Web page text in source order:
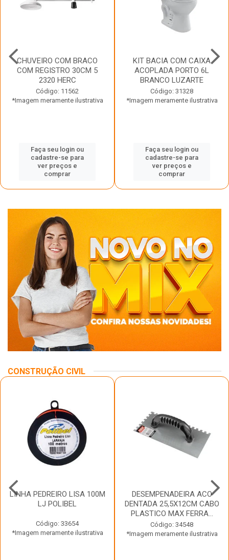
CHUVEIRO COM BRACO
COM REGISTRO 30CM 5
2320 HERC
Código: 11562
*Imagem meramente ilustrativa
Faça seu login ou
cadastre-se para
ver preços e
comprar
KIT BACIA COM CAIXA
ACOPLADA PORTO 6L
BRANCO LUZARTE
Código: 31328
*Imagem meramente ilustrativa
Faça seu login ou
cadastre-se para
ver preços e
comprar
CONSTRUÇÃO CIVIL
LINHA PEDREIRO LISA 100M
LJ POLIBEL
Código: 33654
*Imagem meramente ilustrativa
DESEMPENADEIRA ACO
DENTADA 25,5X12CM CABO
PLASTICO MAX FERRA...
Código: 34548
*Imagem meramente ilustrativa